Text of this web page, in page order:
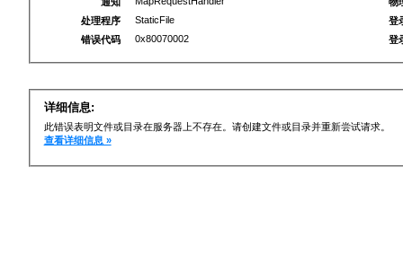
处理程序
StaticFile
错误代码
0x80070002
登
登
详细信息:
此错误表明文件或目录在服务器上不存在。请创建文件或目录并重新尝试请求。
查看详细信息 »